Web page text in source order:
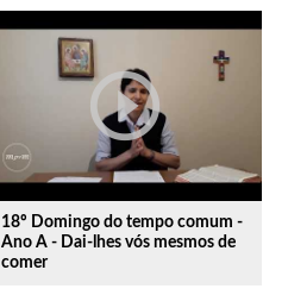
play_circle_outline
18º Domingo do tempo comum -
Ano A - Dai-lhes vós mesmos de
comer